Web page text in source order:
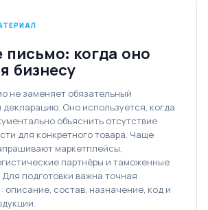
письмо: когда оно
бизнесу
не заменяет обязательный
Оно используется, когда
объяснить отсутствие
для конкретного товара. Чаще
маркетплейсы,
партнёры и таможенные
подготовки важна точная
описание, состав, назначение, код и